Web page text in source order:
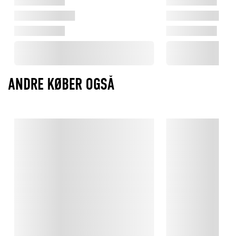
ANDRE KØBER OGSÅ